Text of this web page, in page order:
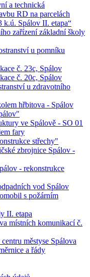
a technická
RD na parcelách
k.ú. Spálov II. etapa“
zařízení základní školy
u pomníku
č. 23c, Spálov
č. 20c, Spálov
u zdravotního
hřbitova - Spálov
ve Spálově - SO 01
fary
střechy"
zbrojnice Spálov -
- rekonstrukce
vod Spálov
s požárním
II. etapa
místních komunikací č.
městyse Spálova
a řády